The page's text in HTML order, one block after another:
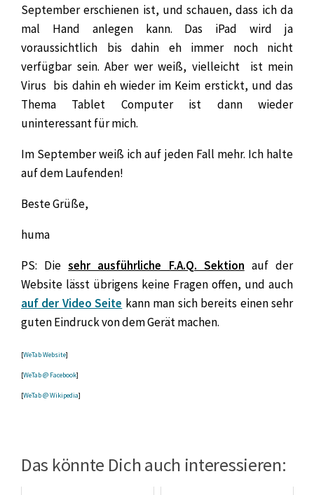
September erschienen ist, und schauen, dass ich da
mal Hand anlegen
kann. Das iPad wird ja
voraussichtlich bis dahin eh immer noch nicht
verfügbar sein. Aber wer weiß, vielleicht ist mein
Virus bis dahin eh wieder im Keim erstickt, und das
Thema Tablet Computer ist dann wieder
uninteressant für mich.
Im September weiß ich auf jeden Fall mehr. Ich halte
auf dem Laufenden!
Beste Grüße,
huma
PS: Diesehr ausführliche F.A.Q. Sektion auf der
Website lässt übrigens keine Fragen offen, und auch
auf der Video Seite kann man sich bereits einen sehr
guten Eindruck von dem Gerät machen.
[WeTab Website]
[WeTab @ Facebook]
[WeTab @ Wikipedia]
Das könnte Dich auch interessieren: